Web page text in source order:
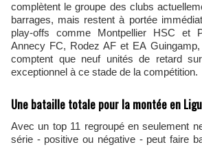
complètent le groupe des clubs
barrages, mais restent à portée
play-offs comme Montpellier HSC et
Annecy FC, Rodez AF et EA
comptent que neuf unités de retard
exceptionnel à ce stade de la compétition.
Une bataille totale pour la montée en
Avec un top 11 regroupé en seulement neuf points, la moindre
série - positive ou négative - peut faire